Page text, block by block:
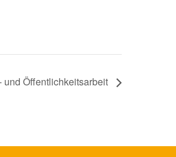
und Öffentlichkeitsarbeit